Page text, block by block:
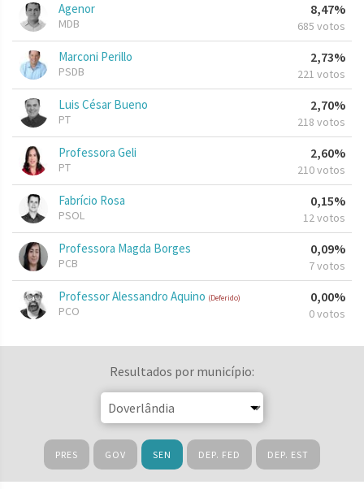
Agenor
MDB
8,47%
685 votos
Marconi Perillo
PSDB
2,73%
221 votos
Luis César Bueno
PT
2,70%
218 votos
Professora Geli
PT
2,60%
210 votos
Fabrício Rosa
PSOL
0,15%
12 votos
Professora Magda Borges
PCB
0,09%
7 votos
Professor Alessandro Aquino (Deferido)
PCO
0,00%
0 votos
Resultados por município:
PRES GOV SEN DEP. FED DEP. EST